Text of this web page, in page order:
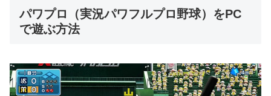
パワプロ（実況パワフルプロ野球）をPC
で遊ぶ方法